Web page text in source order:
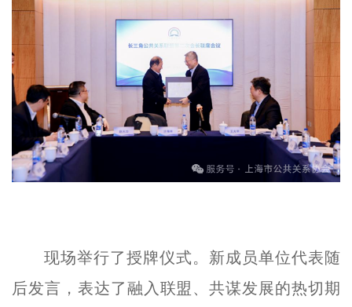
现场举行了授牌仪式。新成员单位代表随
后发言，表达了融入联盟、共谋发展的热切期